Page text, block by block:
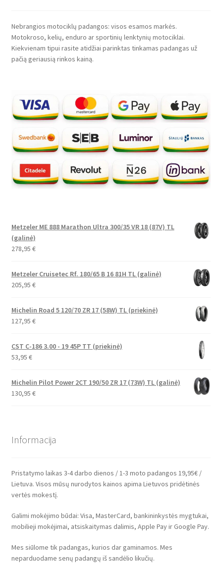
Nebrangios motociklų padangos: visos esamos markės.
Motokroso, kelių, enduro ar sportinių lenktynių motociklai.
Kiekvienam tipui rasite atidžiai parinktas tinkamas padangas už
pačią geriausią rinkos kainą.
Metzeler ME 888 Marathon Ultra 300/35 VR 18 (87V) TL
(galinė)
278,95 €
Metzeler Cruisetec Rf. 180/65 B 16 81H TL (galinė)
205,95 €
Michelin Road 5 120/70 ZR 17 (58W) TL (priekinė)
127,95 €
CST C-186 3.00 - 19 45P TT (priekinė)
53,95 €
Michelin Pilot Power 2CT 190/50 ZR 17 (73W) TL (galinė)
130,95 €
Informacija
Pristatymo laikas 3-4 darbo dienos / 1-3 moto padangos 19,95€ /
Lietuva. Visos mūsų nurodytos kainos apima Lietuvos pridėtinės
vertės mokestį.
Galimi mokėjimo būdai: Visa, MasterCard, bankininkystės mygtukai,
mobilieji mokėjimai, atsiskaitymas dalimis, Apple Pay ir Google Pay.
Mes siūlome tik padangas, kurios dar gaminamos. Mes
neparduodame senų padangų iš sandėlio likučių.